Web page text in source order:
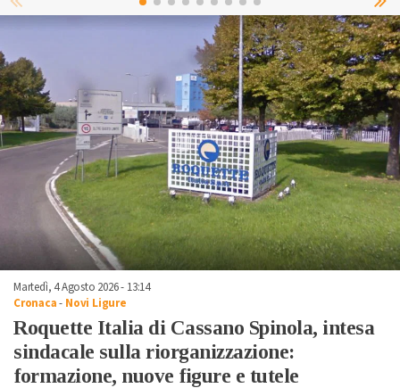
Martedì, 4 Agosto 2026 - 13:14
Cronaca- Novi Ligure
Roquette Italia di Cassano Spinola, intesa
sindacale sulla riorganizzazione:
formazione, nuove figure e tutele